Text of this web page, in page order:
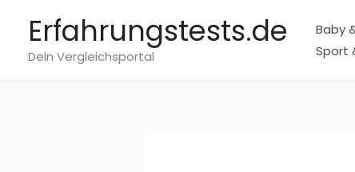
springen
Erfahrungstests.de
Dein Vergleichsportal
Baby
Sport